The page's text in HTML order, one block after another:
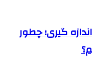
گیری؛ چطور